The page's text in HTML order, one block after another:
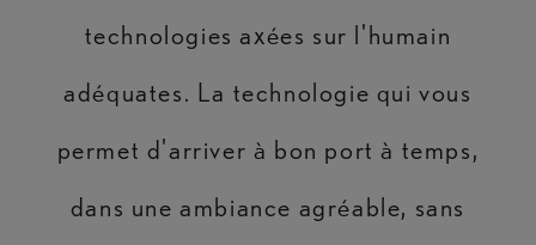
technologies axées sur l'humain
adéquates. La technologie qui vous
permet d'arriver à bon port à temps,
dans une ambiance agréable, sans